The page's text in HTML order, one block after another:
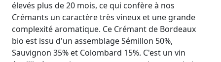
élevés plus de 20 mois, ce qui confère à nos
Crémants un caractère très vineux et une grande
complexité aromatique. Ce Crémant de Bordeaux
bio est issu d'un assemblage Sémillon 50%,
Sauvignon 35% et Colombard 15%. C'est un vin